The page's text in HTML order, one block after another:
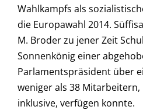
Wahlkampfs als
die Europawahl 2014.
M. Broder zu jener Zeit
Sonnenkönig einer
Parlamentspräsident über
weniger als 38
inklusive, verfügen konnte.